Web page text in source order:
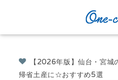
【2026年版】仙台・宮城
帰省土産に☆おすすめ5選